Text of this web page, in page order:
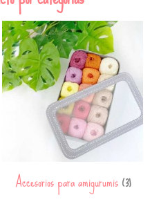
Accesorios para amigurumis(3)